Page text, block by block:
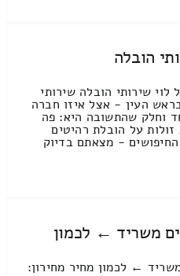
הובלה
דניאל לוי שירותי הובלה שירותי
העין - אצל איזו חברה
וחלק שהתשובה היא: פה
זולות על הובלת רהיטים
- מצאתם בדיוק
משריד ← לכמון
← לכמון מחיר מחירון: